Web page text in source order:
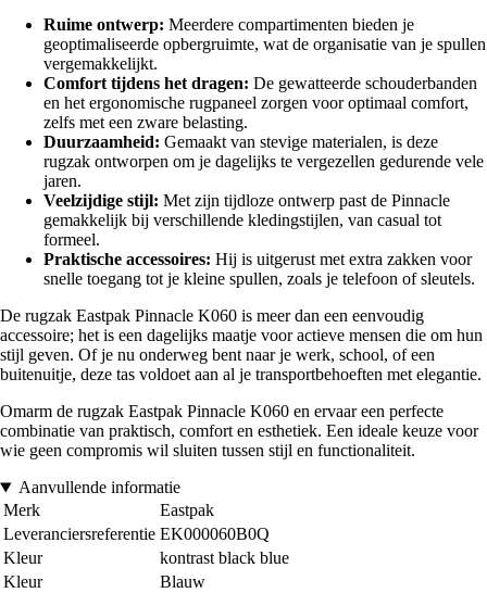
Ruime ontwerp: Meerdere compartimenten bieden je
geoptimaliseerde opbergruimte, wat de organisatie van je spullen
vergemakkelijkt.
Comfort tijdens het dragen: De gewatteerde schouderbanden
en het ergonomische rugpaneel zorgen voor optimaal comfort,
zelfs met een zware belasting.
Duurzaamheid: Gemaakt van stevige materialen, is deze
rugzak ontworpen om je dagelijks te vergezellen gedurende vele
jaren.
Veelzijdige stijl: Met zijn tijdloze ontwerp past de Pinnacle
gemakkelijk bij verschillende kledingstijlen, van casual tot
formeel.
Praktische accessoires: Hij is uitgerust met extra zakken voor
snelle toegang tot je kleine spullen, zoals je telefoon of sleutels.
De rugzak Eastpak Pinnacle K060 is meer dan een eenvoudig
accessoire; het is een dagelijks maatje voor actieve mensen die om hun
stijl geven. Of je nu onderweg bent naar je werk, school, of een
buitenuitje, deze tas voldoet aan al je transportbehoeften met elegantie.
Omarm de rugzak Eastpak Pinnacle K060 en ervaar een perfecte
combinatie van praktisch, comfort en esthetiek. Een ideale keuze voor
wie geen compromis wil sluiten tussen stijl en functionaliteit.
Aanvullende informatie
Merk
Eastpak
Leveranciersreferentie EK000060B0Q
Kleur
kontrast black blue
Kleur
Blauw